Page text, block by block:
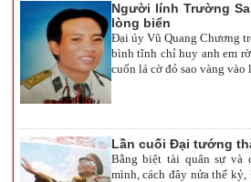
Người lính Trường
lòng biển
Đại úy Vũ Quang Chương
bình tĩnh chỉ huy anh em
cuốn lá cờ đỏ sao vàng vào
Lần cuối Đại tướng
Bằng biệt tài quân sự và
mình, cách đây nửa thế